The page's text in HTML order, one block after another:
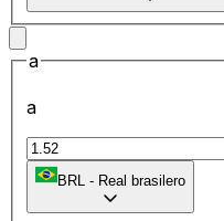
a
a
BRL - Real brasilero